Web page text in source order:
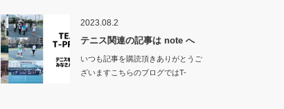
2023.08.2
テニス関連の記事は note へ
いつも記事を購読頂きありがとうご
ざいますこちらのブログではT-